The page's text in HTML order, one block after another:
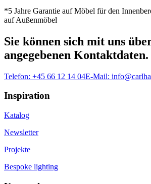
*5 Jahre Garantie auf Möbel für den
auf Außenmöbel
Sie können sich mit uns
angegebenen Kontaktdaten.
Telefon: +45 66 12 14 04E-Mail:
Inspiration
Katalog
Newsletter
Projekte
Bespoke lighting